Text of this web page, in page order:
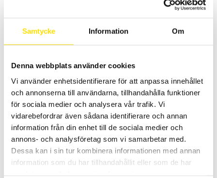
Samtycke Information Om
Denna webbplats använder cookies
Vi använder enhetsidentifierare för att anpassa innehållet
och annonserna till användarna, tillhandahålla funktioner
för sociala medier och analysera vår trafik. Vi
vidarebefordrar även sådana identifierare och annan
information från din enhet till de sociala medier och
annons- och analysföretag som vi samarbetar med.
Dessa kan i sin tur kombinera informationen med annan
information som du har tillhandahållit eller som de har
Arnoux: PEL51, PEL52, PEL102, PEL103, PEL104, PEL105, PEL106, PEL112,
PEL113, CA8220, CA8331, CA8333, CA8336, CA83435.
2,805.00kr 4,370.00krPrisintervall:
till
LÄS MER
Tillbehör strömtänger fasta modeller till Qualistar
och PEL
Tillbehör strömtänger med anslutningskontakt avpassade för
dessa effekt- och energianalysatorer från Chauvin-Arnoux: PEL51,
PEL52, PEL102, PEL103, PEL104, PEL105, PEL106, PEL112, PEL113, PEL115,